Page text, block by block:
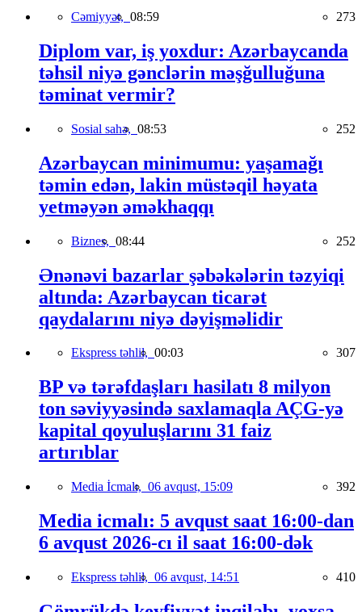
Cəmiyyət, 08:59 273
Diplom var, iş yoxdur: Azərbaycanda
təhsil niyə gənclərin məşğulluğuna
təminat vermir?
Sosial sahə, 08:53 252
Azərbaycan minimumu: yaşamağı
təmin edən, lakin müstəqil həyata
yetməyən əməkhaqqı
Biznes, 08:44 252
Ənənəvi bazarlar şəbəkələrin təzyiqi
altında: Azərbaycan ticarət
qaydalarını niyə dəyişməlidir
Ekspress təhlil, 00:03 307
BP və tərəfdaşları hasilatı 8 milyon
ton səviyyəsində saxlamaqla AÇG-yə
kapital qoyuluşlarını 31 faiz
artırıblar
Media İcmalı, 06 avqust, 15:09 392
Media icmalı: 5 avqust saat 16:00-dan
6 avqust 2026-cı il saat 16:00-dək
Ekspress təhlil, 06 avqust, 14:51 410